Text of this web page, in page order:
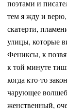
поэтами и
тем я жду и верю,
скатерти,
улицы, которые
Фениксы, к
к той минуте
когда кто-то
чарующее
женственный,